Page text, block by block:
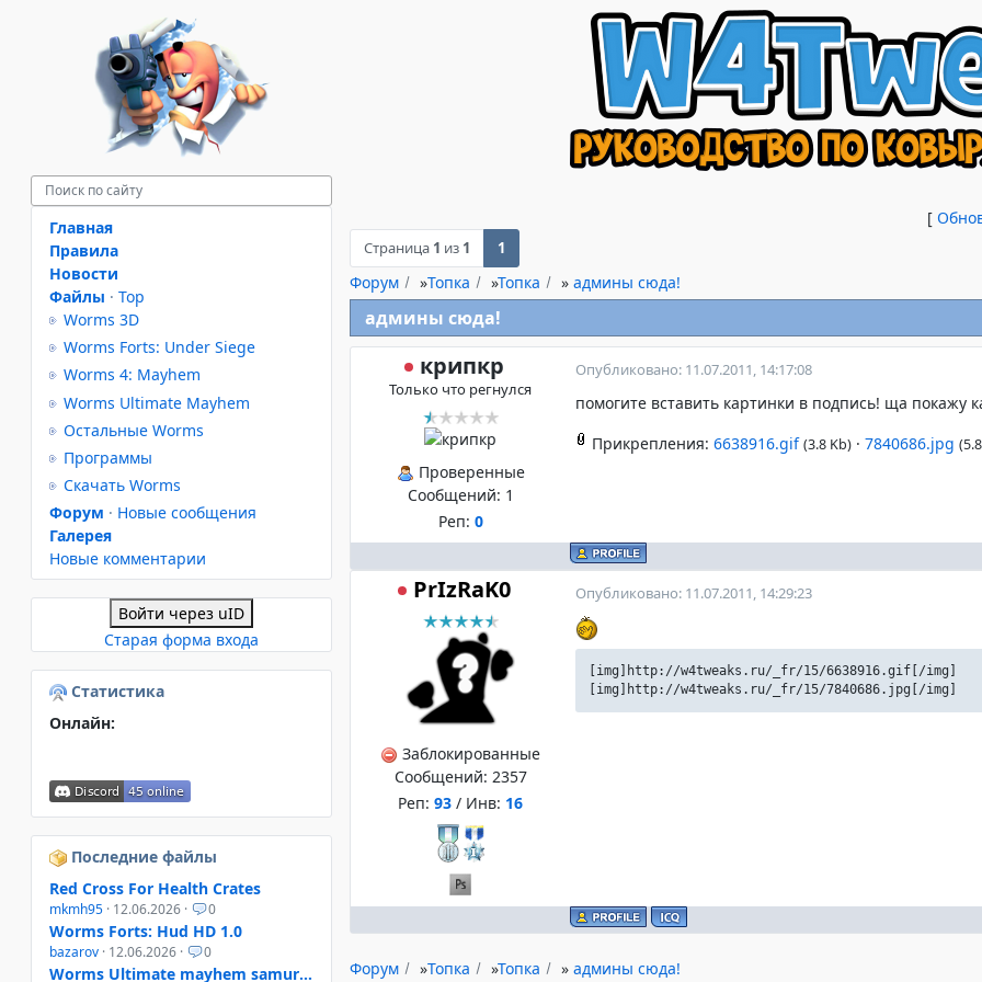
[
Страница 1 из 1 1
Форум »Топка »Топка » админы сюда!
админы сюда!
крипкр
Только что регнулся
Проверенные
Сообщений: 1
Реп: 0
Опубликовано: 11.07.2011, 14:17:08
помогите вставить картинки в подпись! ща покажу
Прикрепления: 6638916.gif (3.8 Kb) · 7840686.jpg
PrIzRaK0
Заблокированные
Сообщений: 2357
Реп: 93 / Инв: 16
Опубликовано: 11.07.2011, 14:29:23
[img]http://w4tweaks.ru/_fr/15/6638916.gif[/img]
[img]http://w4tweaks.ru/_fr/15/7840686.jpg[/img]
Форум »Топка »Топка » админы сюда!
Главная
Правила
Новости
Файлы · Top
Worms 3D
Worms Forts: Under Siege
Worms 4: Mayhem
Worms Ultimate Mayhem
Остальные Worms
Программы
Скачать Worms
Форум · Новые сообщения
Галерея
Новые комментарии
Войти через uID
Старая форма входа
Статистика
Онлайн:
Последние файлы
Red Cross For Health Crates
mkmh95 · 12.06.2026 · 0
Worms Forts: Hud HD 1.0
bazarov · 12.06.2026 · 0
Worms Ultimate mayhem samurai helmet